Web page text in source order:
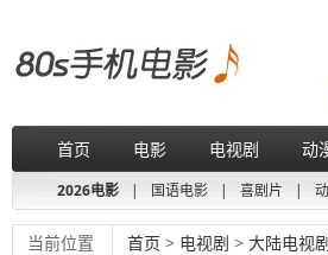
首页 电影 电视剧 动
2026电影 | 国语电影 | 喜剧片 |
当前位置 首页 > 电视剧 > 大陆电视